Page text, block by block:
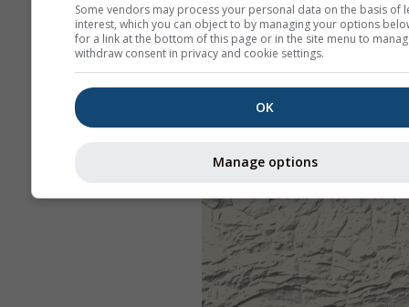
Some vendors may process your personal data on the basis of
interest, which you can object to by managing your options
for a link at the bottom of this page or in the site menu to
withdraw consent in privacy and cookie settings.
OK
Manage options